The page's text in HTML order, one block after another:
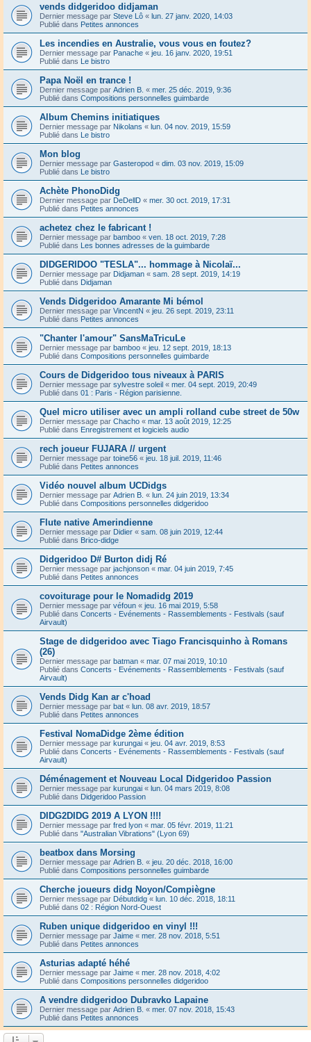
vends didgeridoo didjaman
Dernier message par Steve Lô « lun. 27 janv. 2020, 14:03
Publié dans Petites annonces
Les incendies en Australie, vous vous en foutez?
Dernier message par Panache « jeu. 16 janv. 2020, 19:51
Publié dans Le bistro
Papa Noël en trance !
Dernier message par Adrien B. « mer. 25 déc. 2019, 9:36
Publié dans Compositions personnelles guimbarde
Album Chemins initiatiques
Dernier message par Nikolans « lun. 04 nov. 2019, 15:59
Publié dans Le bistro
Mon blog
Dernier message par Gasteropod « dim. 03 nov. 2019, 15:09
Publié dans Le bistro
Achète PhonoDidg
Dernier message par DeDellD « mer. 30 oct. 2019, 17:31
Publié dans Petites annonces
achetez chez le fabricant !
Dernier message par bamboo « ven. 18 oct. 2019, 7:28
Publié dans Les bonnes adresses de la guimbarde
DIDGERIDOO "TESLA"... hommage à Nicolaï...
Dernier message par Didjaman « sam. 28 sept. 2019, 14:19
Publié dans Didjaman
Vends Didgeridoo Amarante Mi bémol
Dernier message par VincentN « jeu. 26 sept. 2019, 23:11
Publié dans Petites annonces
"Chanter l'amour" SansMaTricuLe
Dernier message par bamboo « jeu. 12 sept. 2019, 18:13
Publié dans Compositions personnelles guimbarde
Cours de Didgeridoo tous niveaux à PARIS
Dernier message par sylvestre soleil « mer. 04 sept. 2019, 20:49
Publié dans 01 : Paris - Région parisienne.
Quel micro utiliser avec un ampli rolland cube street de 50w
Dernier message par Chacho « mar. 13 août 2019, 12:25
Publié dans Enregistrement et logiciels audio
rech joueur FUJARA // urgent
Dernier message par toine56 « jeu. 18 juil. 2019, 11:46
Publié dans Petites annonces
Vidéo nouvel album UCDidgs
Dernier message par Adrien B. « lun. 24 juin 2019, 13:34
Publié dans Compositions personnelles didgeridoo
Flute native Amerindienne
Dernier message par Didier « sam. 08 juin 2019, 12:44
Publié dans Brico-didge
Didgeridoo D# Burton didj Ré
Dernier message par jachjonson « mar. 04 juin 2019, 7:45
Publié dans Petites annonces
covoiturage pour le Nomadidg 2019
Dernier message par véfoun « jeu. 16 mai 2019, 5:58
Publié dans Concerts - Evénements - Rassemblements - Festivals (sauf
Airvault)
Stage de didgeridoo avec Tiago Francisquinho à Romans
(26)
Dernier message par batman « mar. 07 mai 2019, 10:10
Publié dans Concerts - Evénements - Rassemblements - Festivals (sauf
Airvault)
Vends Didg Kan ar c'hoad
Dernier message par bat « lun. 08 avr. 2019, 18:57
Publié dans Petites annonces
Festival NomaDidge 2ème édition
Dernier message par kurungai « jeu. 04 avr. 2019, 8:53
Publié dans Concerts - Evénements - Rassemblements - Festivals (sauf
Airvault)
Déménagement et Nouveau Local Didgeridoo Passion
Dernier message par kurungai « lun. 04 mars 2019, 8:08
Publié dans Didgeridoo Passion
DIDG2DIDG 2019 A LYON !!!!
Dernier message par fred lyon « mar. 05 févr. 2019, 11:21
Publié dans "Australian Vibrations" (Lyon 69)
beatbox dans Morsing
Dernier message par Adrien B. « jeu. 20 déc. 2018, 16:00
Publié dans Compositions personnelles guimbarde
Cherche joueurs didg Noyon/Compiègne
Dernier message par Débutdidg « lun. 10 déc. 2018, 18:11
Publié dans 02 : Région Nord-Ouest
Ruben unique didgeridoo en vinyl !!!
Dernier message par Jaime « mer. 28 nov. 2018, 5:51
Publié dans Petites annonces
Asturias adapté héhé
Dernier message par Jaime « mer. 28 nov. 2018, 4:02
Publié dans Compositions personnelles didgeridoo
A vendre didgeridoo Dubravko Lapaine
Dernier message par Adrien B. « mer. 07 nov. 2018, 15:43
Publié dans Petites annonces